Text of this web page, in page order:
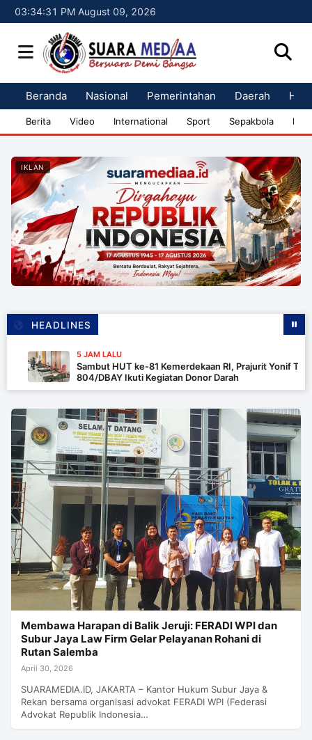
03:34:32 PM August 09, 2026
Beranda Nasional Pemerintahan Daerah
Berita Video International Sport Sepakbola
IKLAN
HEADLINES
5 JAM LALU
Sambut HUT ke-81 Kemerdekaan RI, Prajurit Yonif TP
804/DBAY Ikuti Kegiatan Donor Darah
Membawa Harapan di Balik Jeruji: FERADI WPI dan
Subur Jaya Law Firm Gelar Pelayanan Rohani di
Rutan Salemba
April 30, 2026
SUARAMEDIA.ID, JAKARTA – Kantor Hukum Subur Jaya &
Rekan bersama organisasi advokat FERADI WPI (Federasi
Advokat Republik Indonesia…